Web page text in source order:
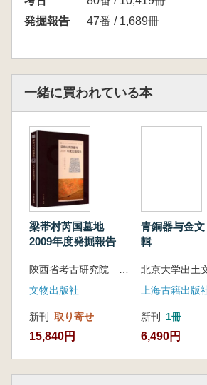
中国社会科学院考古研究所と山
灰溝・城壁などの重要な遺構が
した。
にのぼり、陶寺文化の実態を具
な資料となっています。とりわ
する新たな発見は、古代都市形
解明において重要な意義を持ち
らの成果を体系的かつ詳細に公
発掘報告
47番 / 1,689冊
一緒に買われている本
梁帯村芮国墓地
2009年度発掘報告
陝西省考古研究院 渭南市文物保護考古研究所 韓城市文物旅遊局 編著
文物出版社
新刊 取り寄せ
15,840円
青銅器与金
輯
上海古籍出版
新刊 1冊
6,490円